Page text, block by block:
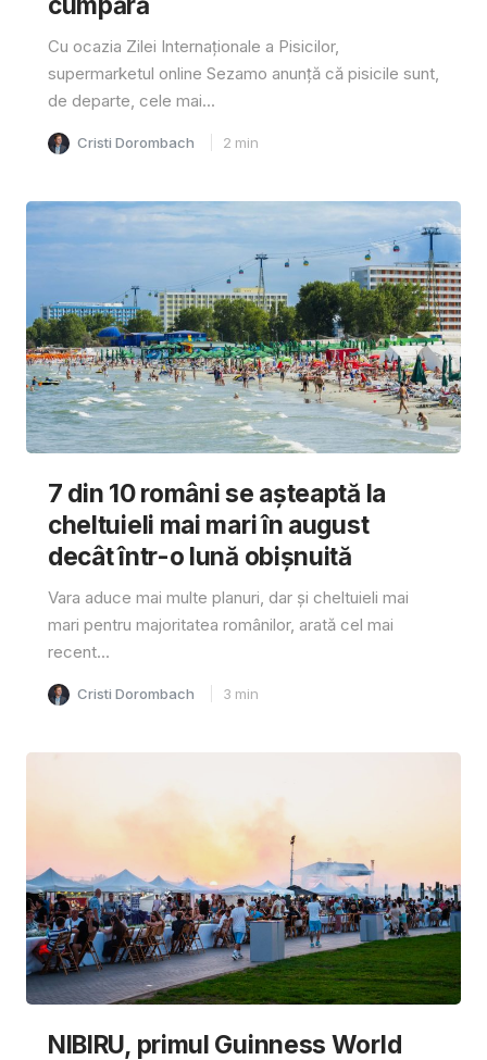
Cu ocazia Zilei Internaționale a Pisicilor,
supermarketul online Sezamo anunță că pisicile sunt,
de departe, cele mai...
Cristi Dorombach 2 min
7 din 10 români se așteaptă la
cheltuieli mai mari în august
decât într-o lună obișnuită
Vara aduce mai multe planuri, dar și cheltuieli mai
mari pentru majoritatea românilor, arată cel mai
recent...
Cristi Dorombach 3 min
NIBIRU, primul Guinness World